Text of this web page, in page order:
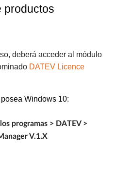
productos
deberá acceder al módulo
DATEV Licence
Windows 10:
programas > DATEV >
V.1.X